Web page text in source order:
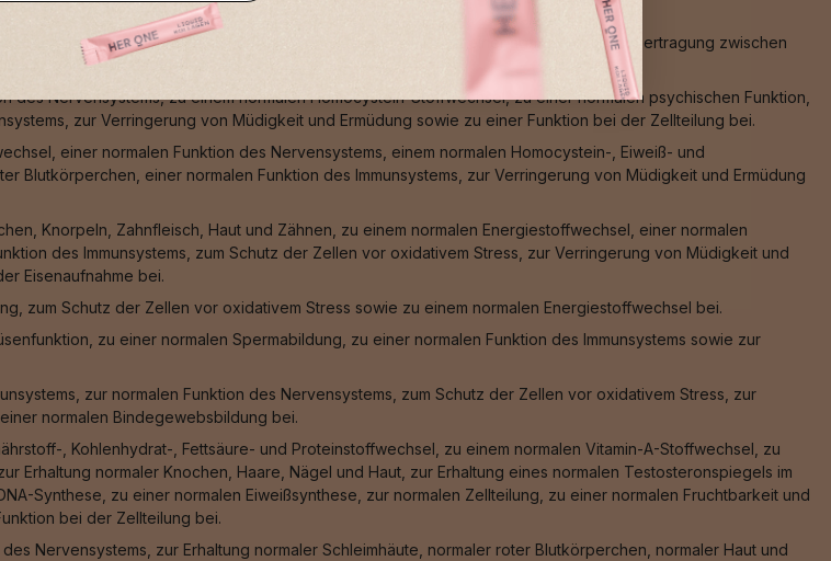
Blutgerinnung, zu einer normalen Muskelfunktion, zu einer normalen Signalübertragung zwischen
von Verdauungsenzymen bei.
Nervensystems, zu einem normalen Homocystein-Stoffwechsel, zu einer normalen psychischen Funktion,
zur Verringerung von Müdigkeit und Ermüdung sowie zu einer Funktion bei der Zellteilung bei.
einer normalen Funktion des Nervensystems, einem normalen Homocystein-, Eiweiß- und
Blutkörperchen, einer normalen Funktion des Immunsystems, zur Verringerung von Müdigkeit und Ermüdung
Knorpeln, Zahnfleisch, Haut und Zähnen, zu einem normalen Energiestoffwechsel, einer normalen
des Immunsystems, zum Schutz der Zellen vor oxidativem Stress, zur Verringerung von Müdigkeit und
Eisenaufnahme bei.
zum Schutz der Zellen vor oxidativem Stress sowie zu einem normalen Energiestoffwechsel bei.
zu einer normalen Spermabildung, zu einer normalen Funktion des Immunsystems sowie zur
zur normalen Funktion des Nervensystems, zum Schutz der Zellen vor oxidativem Stress, zur
normalen Bindegewebsbildung bei.
, Kohlenhydrat-, Fettsäure- und Proteinstoffwechsel, zu einem normalen Vitamin-A-Stoffwechsel, zu
Erhaltung normaler Knochen, Haare, Nägel und Haut, zur Erhaltung eines normalen Testosteronspiegels im
Synthese, zu einer normalen Eiweißsynthese, zur normalen Zellteilung, zu einer normalen Fruchtbarkeit und
bei der Zellteilung bei.
Nervensystems, zur Erhaltung normaler Schleimhäute, normaler roter Blutkörperchen, normaler Haut und